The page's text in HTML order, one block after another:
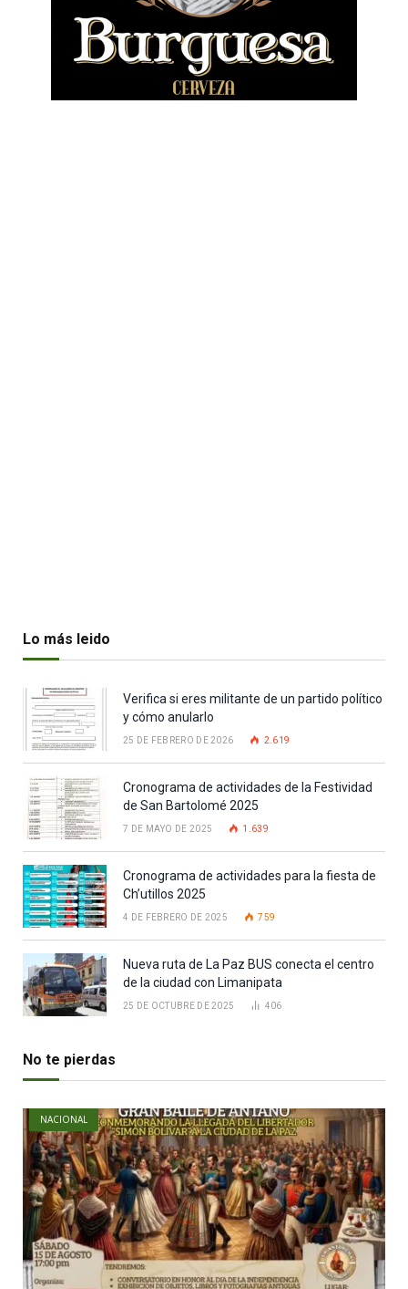
Lo más leido
Verifica si eres militante de un partido político
y cómo anularlo
25 DE FEBRERO DE 2026 2.619
Cronograma de actividades de la Festividad
de San Bartolomé 2025
7 DE MAYO DE 2025 1.639
Cronograma de actividades para la fiesta de
Ch’utillos 2025
4 DE FEBRERO DE 2025 759
Nueva ruta de La Paz BUS conecta el centro
de la ciudad con Limanipata
25 DE OCTUBRE DE 2025 406
No te pierdas
NACIONAL